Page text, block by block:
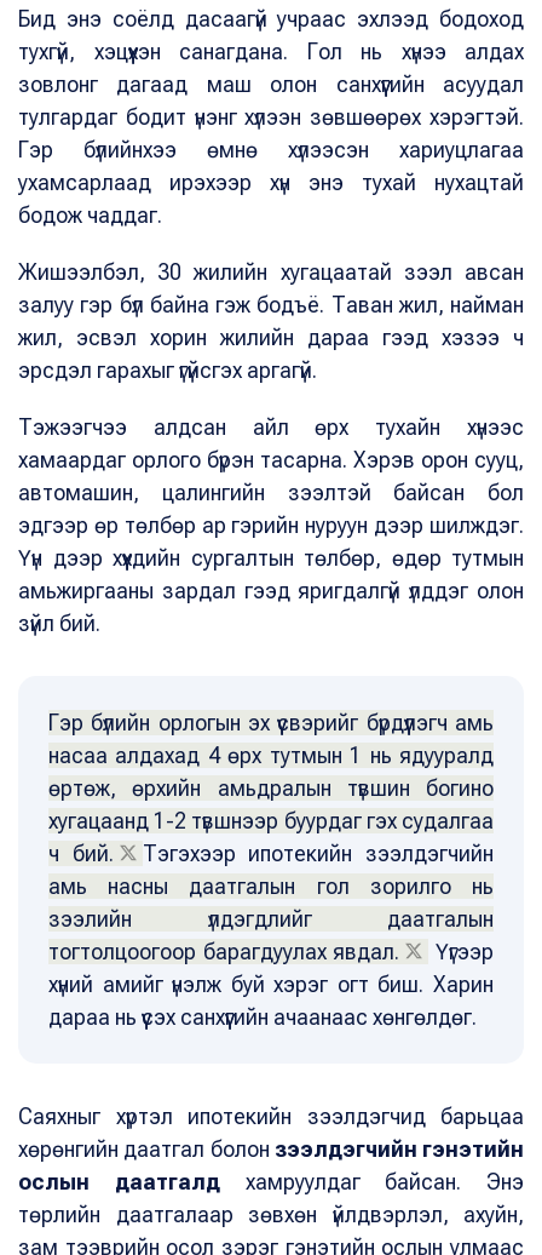
Бид энэ соёлд дасаагүй учраас эхлээд бодоход
тухгүй, хэцүүхэн санагдана. Гол нь хүнээ алдах
зовлонг дагаад маш олон санхүүгийн асуудал
тулгардаг бодит үнэнг хүлээн зөвшөөрөх хэрэгтэй.
Гэр бүлийнхээ өмнө хүлээсэн хариуцлагаа
ухамсарлаад ирэхээр хүн энэ тухай нухацтай
бодож чаддаг.
Жишээлбэл, 30 жилийн хугацаатай зээл авсан
залуу гэр бүл байна гэж бодъё. Таван жил, найман
жил, эсвэл хорин жилийн дараа гээд хэзээ ч
эрсдэл гарахыг үгүйсгэх аргагүй.
Тэжээгчээ алдсан айл өрх тухайн хүнээс
хамаардаг орлого бүрэн тасарна. Хэрэв орон сууц,
автомашин, цалингийн зээлтэй байсан бол
эдгээр өр төлбөр ар гэрийн нуруун дээр шилждэг.
Үүн дээр хүүхдийн сургалтын төлбөр, өдөр тутмын
амьжиргааны зардал гээд яригдалгүй үлддэг олон
зүйл бий.
Гэр бүлийн орлогын эх үүсвэрийг бүрдүүлэгч амь
насаа алдахад 4 өрх тутмын 1 нь ядууралд
өртөж, өрхийн амьдралын түвшин богино
хугацаанд 1-2 түвшнээр буурдаг гэх судалгаа
ч бий.
Тэгэхээр ипотекийн зээлдэгчийн
амь насны даатгалын гол зорилго нь
зээлийн үлдэгдлийг даатгалын
тогтолцоогоор барагдуулах явдал.
Үүгээр
хүний амийг үнэлж буй хэрэг огт биш. Харин
дараа нь үүсэх санхүүгийн ачаанаас хөнгөлдөг.
Саяхныг хүртэл ипотекийн зээлдэгчид барьцаа
хөрөнгийн даатгал болон зээлдэгчийн гэнэтийн
ослын даатгалдхамруулдаг байсан. Энэ
төрлийн даатгалаар зөвхөн үйлдвэрлэл, ахуйн,
зам тээврийн осол зэрэг гэнэтийн ослын улмаас